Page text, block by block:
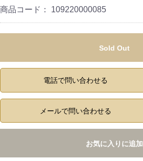
商品コード： 109220000085
Sold Out
電話で問い合わせる
メールで問い合わせる
お気に入りに追加